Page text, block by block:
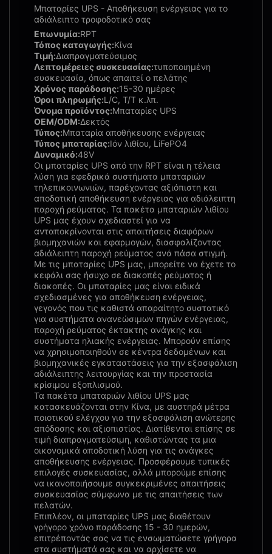
Μπαταρίες UPS - Αποθήκευση ενέργειας για το
αδιάλειπτο τροφοδοτικό σας
Επωνυμία:RPT
Τόπος καταγωγής:Κίνα
Τιμή:Διαπραγματεύσιμος
Λεπτομέρειες συσκευασίας:τυποποιημένη
συσκευασία, όπως απαιτεί ο πελάτης
Χρόνος παράδοσης:15-30 ημέρες
Όροι πληρωμής:L/C, T/T κ.λπ.
Όνομα προϊόντος:Μπαταρίες UPS
OEM/ODM:Δεκτός
Τύπος:Μπαταρία αποθήκευσης ενέργειας
Τύπος μπαταρίας:Ιόν λιθίου, LiFePO4
Δυναμικό:48V
Οι μπαταρίες UPS από την RPT είναι η τέλεια
λύση για εφεδρικά συστήματα μπαταριών
τηλεπικοινωνιών, παρέχοντας αξιόπιστη και
αποδοτική αποθήκευση ενέργειας για αδιάλειπτη
παροχή ρεύματος. Τα πακέτα μπαταριών λιθίου
UPS μας έχουν σχεδιαστεί για να
ανταποκρίνονται στις απαιτήσεις διαφόρων
βιομηχανιών και εφαρμογών, διασφαλίζοντας
αδιάλειπτη παροχή ρεύματος ανά πάσα στιγμή.
Με τις μπαταρίες UPS μας, μπορείτε να έχετε το
κεφάλι σας ήσυχο σε διακοπές ρεύματος ή
διακοπές. Οι μπαταρίες μας είναι ειδικά
σχεδιασμένες για αποθήκευση ενέργειας,
γεγονός που τις καθιστά απαραίτητο συστατικό
για συστήματα ανανεώσιμων πηγών ενέργειας,
παροχή ρεύματος έκτακτης ανάγκης και
συστήματα ηλιακής ενέργειας. Μπορούν επίσης
να χρησιμοποιηθούν σε κέντρα δεδομένων και
βιομηχανικές εγκαταστάσεις για την εξασφάλιση
αδιάλειπτης λειτουργίας και την προστασία
κρίσιμου εξοπλισμού.
Τα πακέτα μπαταριών λιθίου UPS μας
κατασκευάζονται στην Κίνα, με αυστηρά μέτρα
ποιοτικού ελέγχου για την εξασφάλιση ανώτερης
απόδοσης και αξιοπιστίας. Διατίθενται επίσης σε
τιμή διαπραγματεύσιμη, καθιστώντας τα μια
οικονομικά αποδοτική λύση για τις ανάγκες
αποθήκευσης ενέργειας. Προσφέρουμε τυπικές
επιλογές συσκευασίας, αλλά μπορούμε επίσης
να ικανοποιήσουμε συγκεκριμένες απαιτήσεις
συσκευασίας σύμφωνα με τις απαιτήσεις των
πελατών.
Επιπλέον, οι μπαταρίες UPS μας διαθέτουν
γρήγορο χρόνο παράδοσης 15 - 30 ημερών,
επιτρέποντάς σας να τις ενσωματώσετε γρήγορα
στα συστήματά σας και να αρχίσετε να